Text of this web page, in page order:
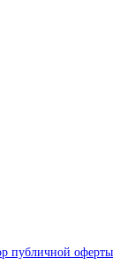
публичной оферты